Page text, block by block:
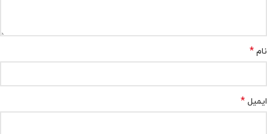
نام *
ایمیل *